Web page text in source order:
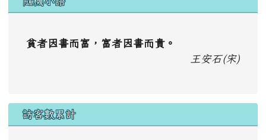
貧者因書而富，富者因書而貴。
王安石(宋)
訪客數累計